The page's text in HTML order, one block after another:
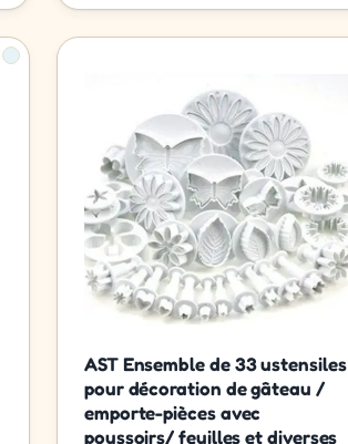
AST Ensemble de 33 ustensiles
pour décoration de gâteau /
emporte-pièces avec
poussoirs/ feuilles et diverses